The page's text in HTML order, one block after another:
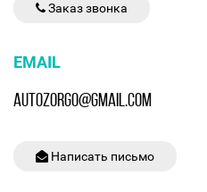
Заказ звонка
EMAIL
AUTOZORGO@GMAIL.COM
Написать письмо